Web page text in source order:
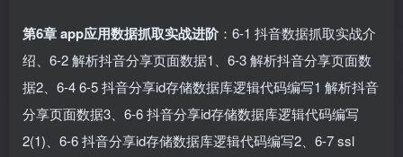
第6章 app应用数据抓取实战进阶：6-1 抖音数据抓取实战介
绍、6-2 解析抖音分享页面数据1、6-3 解析抖音分享页面数
据2、6-4 6-5 抖音分享id存储数据库逻辑代码编写1 解析抖音
分享页面数据3、6-6 抖音分享id存储数据库逻辑代码编写
2(1)、6-6 抖音分享id存储数据库逻辑代码编写2、6-7 ssl